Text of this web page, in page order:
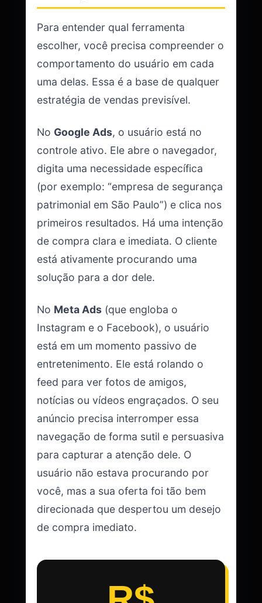
Para entender qual ferramenta
escolher, você precisa compreender o
comportamento do usuário em cada
uma delas. Essa é a base de qualquer
estratégia de vendas previsível.
No Google Ads, o usuário está no
controle ativo. Ele abre o navegador,
digita uma necessidade específica
(por exemplo: “empresa de segurança
patrimonial em São Paulo”) e clica nos
primeiros resultados. Há uma intenção
de compra clara e imediata. O cliente
está ativamente procurando uma
solução para a dor dele.
No Meta Ads (que engloba o
Instagram e o Facebook), o usuário
está em um momento passivo de
entretenimento. Ele está rolando o
feed para ver fotos de amigos,
notícias ou vídeos engraçados. O seu
anúncio precisa interromper essa
navegação de forma sutil e persuasiva
para capturar a atenção dele. O
usuário não estava procurando por
você, mas a sua oferta foi tão bem
direcionada que despertou um desejo
de compra imediato.